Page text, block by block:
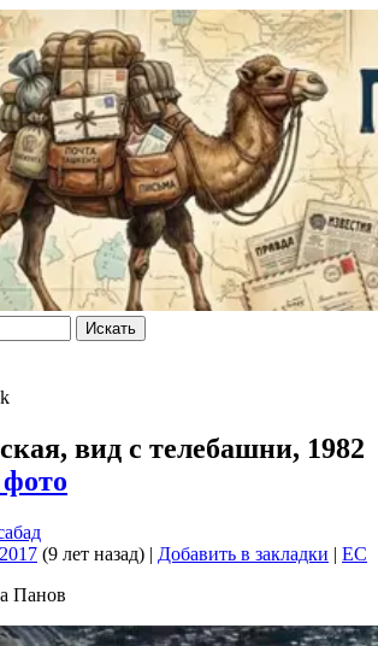
Искать
вид с телебашни, 1982
(9 лет назад) | Добавить в закладки | EC
Панов